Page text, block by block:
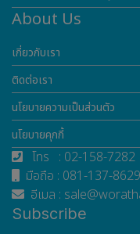
About Us
เกี่ยวกับเรา
ติดต่อเรา
นโยบายความเป็นส่วนตัว
นโยบายคุกกี้
โทร : 02-158-7282
มือถือ : 081-137-8629
อีเมล :
Subscribe